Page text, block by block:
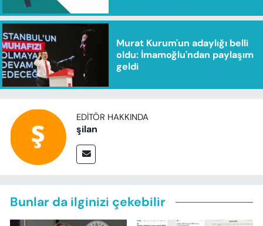
Murat Kurum'un adaylığı belli
oldu: İmamoğlu'ndan paylaşım
geldi
EDITÖR HAKKINDA
şilan
Bunlar da ilginizi çekebilir